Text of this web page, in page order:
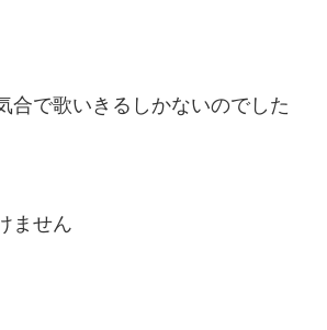
合で歌いきるしかないのでした
ません